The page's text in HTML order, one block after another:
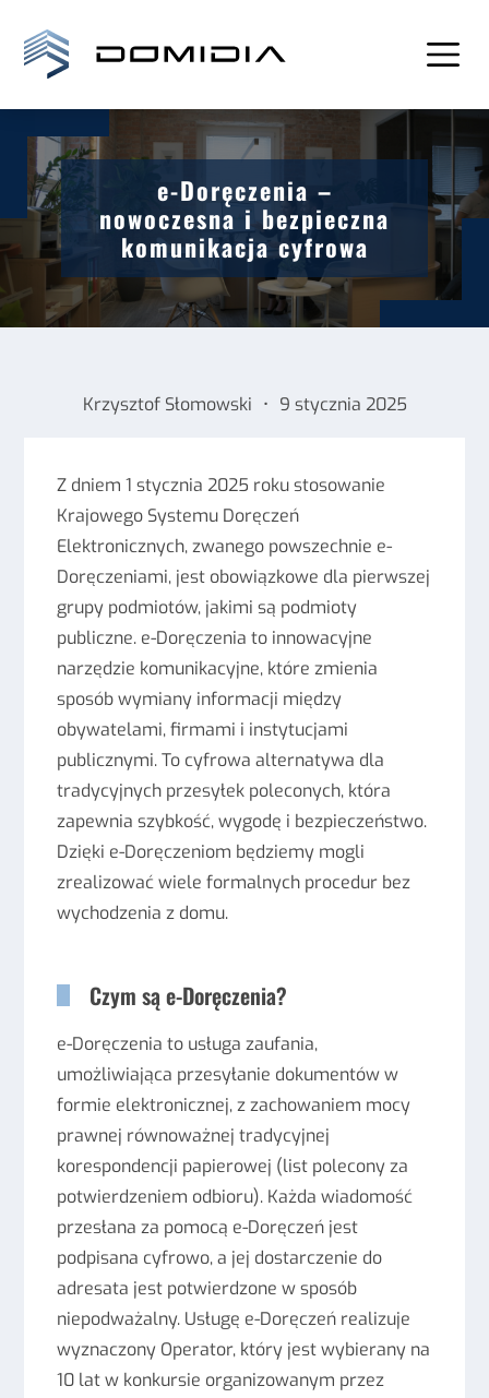
e-Doręczenia –
nowoczesna i bezpieczna
komunikacja cyfrowa
Krzysztof Słomowski • 9 stycznia 2025
Z dniem 1 stycznia 2025 roku stosowanie
Krajowego Systemu Doręczeń
Elektronicznych, zwanego powszechnie e-
Doręczeniami, jest obowiązkowe dla pierwszej
grupy podmiotów, jakimi są podmioty
publiczne. e-Doręczenia to innowacyjne
narzędzie komunikacyjne, które zmienia
sposób wymiany informacji między
obywatelami, firmami i instytucjami
publicznymi. To cyfrowa alternatywa dla
tradycyjnych przesyłek poleconych, która
zapewnia szybkość, wygodę i bezpieczeństwo.
Dzięki e-Doręczeniom będziemy mogli
zrealizować wiele formalnych procedur bez
wychodzenia z domu.
Czym są e-Doręczenia?
e-Doręczenia to usługa zaufania,
umożliwiająca przesyłanie dokumentów w
formie elektronicznej, z zachowaniem mocy
prawnej równoważnej tradycyjnej
korespondencji papierowej (list polecony za
potwierdzeniem odbioru). Każda wiadomość
przesłana za pomocą e-Doręczeń jest
podpisana cyfrowo, a jej dostarczenie do
adresata jest potwierdzone w sposób
niepodważalny. Usługę e-Doręczeń realizuje
wyznaczony Operator, który jest wybierany na
10 lat w konkursie organizowanym przez